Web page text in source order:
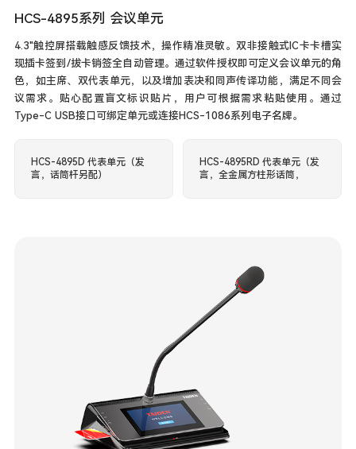
HCS-4895系列 会议单元
4.3"触控屏搭载触感反馈技术，操作精准灵敏。双非接触式IC卡卡槽实
现插卡签到/拔卡销签全自动管理。通过软件授权即可定义会议单元的角
色，如主席、双代表单元，以及增加表决和同声传译功能，满足不同会
议需求。贴心配置盲文标识贴片，用户可根据需求粘贴使用。通过
Type-C USB接口可绑定单元或连接HCS-1086系列电子名牌。
HCS-4895D 代表单元（发
言，话筒杆另配）
HCS-4895RD 代表单元（发
言，全金属方柱形话筒，